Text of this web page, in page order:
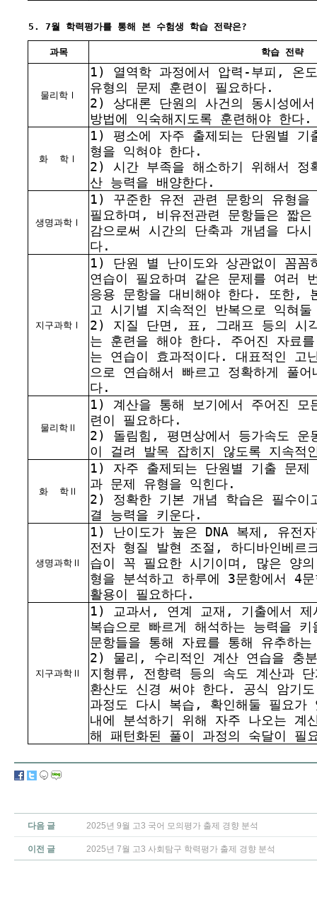
5. 7월 학력평가를 통해 본 수험생 학습 전략은?
과목 학습 전략
물리학Ⅰ
1) 열역학 과정에서 압력-부피, 온
유형의 문제 훈련이 필요하다.
2) 상대론 단원의 사건의 동시성에
방법에 익숙해지도록 훈련해야 한다.
화 학Ⅰ
1) 평소에 자주 출제되는 단원별 기
형을 익혀야 한다.
2) 시간 부족을 해소하기 위해서 정
산 능력을 배양한다.
생명과학Ⅰ
1) 꾸준한 유전 관련 문항의 유형을
필요하며, 비유전관련 문항들은 짧
감으로써 시간의 단축과 개념을 다
다.
지구과학Ⅰ
1) 단원 별 난이도와 상관없이 꼼꼼
연습이 필요하며 같은 문제를 여러
응용 문항을 대비해야 한다. 또한,
고 시기별 지속적인 반복으로 익혀
2) 지질 단면, 표, 그래프 등의 시
는 훈련을 해야 한다. 주어진 자료
는 연습이 효과적이다. 대표적인 고
으로 연습해서 빠르고 정확하게 풀
다.
물리학Ⅱ
1) 계산을 통해 보기에서 주어진 모
련이 필요하다.
2) 돌림힘, 평면상에서 등가속도 운
이 걸려 발목 잡히지 않도록 지속적
화 학Ⅱ
1) 자주 출제되는 단원별 기출 문제
과 문제 유형을 익힌다.
2) 정확한 기본 개념 학습은 필수
결 능력을 키운다.
생명과학Ⅱ
1) 난이도가 높은 DNA 복제, 유전
전자 형질 발현 조절, 하디바인베르
습이 꼭 필요한 시기이며, 많은 양
형을 분석하고 하루에 3문항에서 4
활용이 필요하다.
지구과학Ⅱ
1) 교과서, 연계 교재, 기출에서 제
복습으로 빠르게 해석하는 능력을
문항들을 통해 자료를 통해 유추하
2) 물리, 수리적인 계산 연습을 충
지형류, 전향력 등의 속도 계산과
환산도 신경 써야 한다. 공식 암기
과정도 다시 복습, 확인해둘 필요가
내에 분석하기 위해 자주 나오는 계
해 패턴화된 풀이 과정의 숙달이 필
다음 글 2025년 9월 고3 국어 모의평가 출제 경향 분석
이전 글 2025년 7월 고3 사회탐구 학력평가 출제 경향 분석